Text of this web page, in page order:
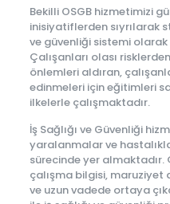
Bekilli OSGB hizmetimizi
inisiyatiflerden sıyrılarak
ve güvenliği sistemi olarak
Çalışanları olası
önlemleri aldıran,
edinmeleri için eğitimleri
ilkelerle çalışmaktadır.
İş Sağlığı ve Güvenliği
yaralanmalar ve
sürecinde yer almaktadır.
çalışma bilgisi, maruziyet
ve uzun vadede ortaya